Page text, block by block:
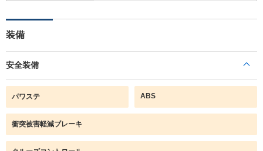
装備
安全装備
パワステ ABS
衝突被害軽減ブレーキ